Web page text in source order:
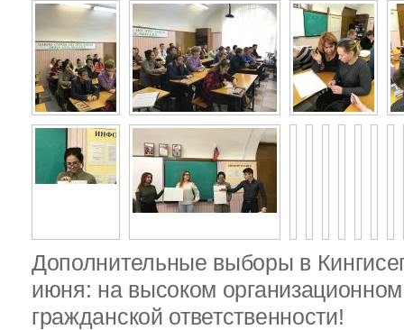
Дополнительные выборы в
июня: на высоком
гражданской ответственности!